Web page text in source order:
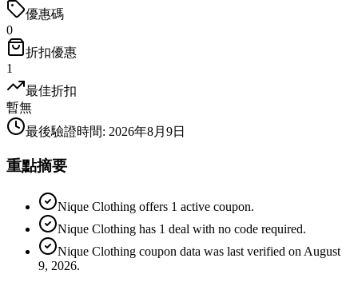
優惠碼
0
折扣優惠
1
最佳折扣
暫無
最後驗證時間: 2026年8月9日
重點摘要
Nique Clothing offers 1 active coupon.
Nique Clothing has 1 deal with no code required.
Nique Clothing coupon data was last verified on August
9, 2026.